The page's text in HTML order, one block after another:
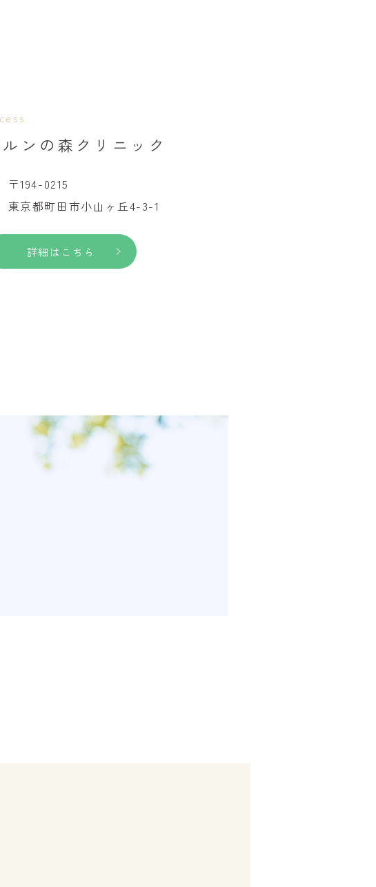
ンの森クリニック
194-0215
京都町田市小山ヶ丘4-3-1
詳細はこちら